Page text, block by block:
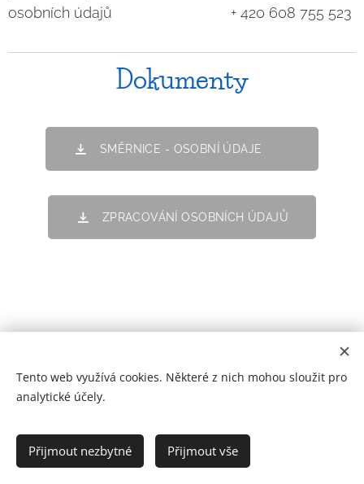
osobních údajů
+ 420 608 755 523
Dokumenty
SMĚRNICE - OSOBNÍ ÚDAJE
ZPRACOVÁNÍ OSOBNÍCH ÚDAJŮ
Cookies
Tento web využívá cookies. Některé z nich mohou sloužit pro
analytické účely.
Přijmout nezbytné Přijmout vše